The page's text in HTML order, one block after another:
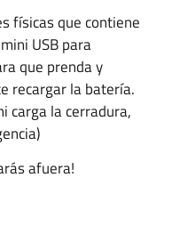
físicas que contiene
USB para
que prenda y
recargar la batería.
carga la cerradura,
afuera!